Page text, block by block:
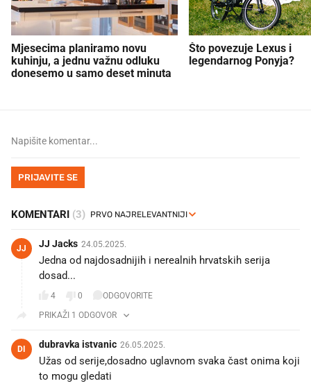
Mjesecima planiramo novu
kuhinju, a jednu važnu odluku
donesemo u samo deset minuta
Što povezuje Lexus i
legendarnog Ponyja?
PRIJAVITE SE
KOMENTARI (3)
JJ JJ Jacks 24.05.2025.
Jedna od najdosadnijih i nerealnih hrvatskih serija
dosad...
4 0
ODGOVORITE
PRIKAŽI 1 ODGOVOR
DI dubravka istvanic 26.05.2025.
Užas od serije,dosadno uglavnom svaka čast onima koji
to mogu gledati